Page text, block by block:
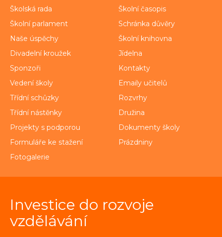
Školská rada
Školní časopis
Školní parlament
Schránka důvěry
Naše úspěchy
Školní knihovna
Divadelní kroužek
Jídelna
Sponzoři
Kontakty
Vedení školy
Emaily učitelů
Třídní schůzky
Rozvrhy
Třídní nástěnky
Družina
Projekty s podporou
Dokumenty školy
Formuláře ke stažení
Prázdniny
Fotogalerie
Investice do rozvoje
vzdělávání